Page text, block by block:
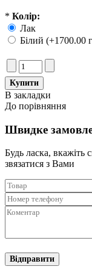
* Колір:
Лак
Білий (+1700.00
В закладки
До порівняння
Швидке
Будь ласка,
звязатися з Вами
Відправити